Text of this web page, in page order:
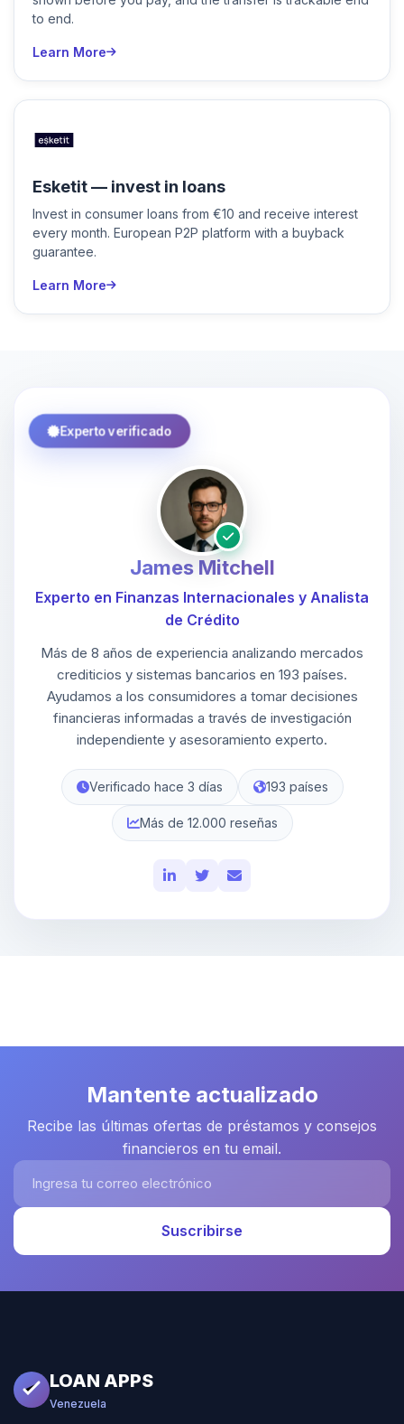
to end.
Learn More
Esketit — invest in loans
Invest in consumer loans from €10 and receive interest
every month. European P2P platform with a buyback
guarantee.
Learn More
Experto verificado
James Mitchell
Experto en Finanzas Internacionales y Analista
de Crédito
Más de 8 años de experiencia analizando mercados
crediticios y sistemas bancarios en 193 países.
Ayudamos a los consumidores a tomar decisiones
financieras informadas a través de investigación
independiente y asesoramiento experto.
Verificado hace 3 días 193 países
Más de 12.000 reseñas
Mantente actualizado
Recibe las últimas ofertas de préstamos y consejos
financieros en tu email.
Ingresa tu correo electrónico
Suscribirse
LOAN APPS
Venezuela